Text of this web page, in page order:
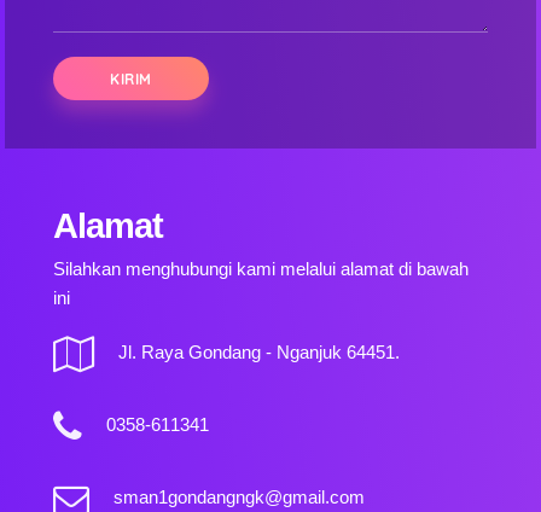
Alamat
Silahkan menghubungi kami melalui alamat di bawah
ini
Jl. Raya Gondang - Nganjuk 64451.
0358-611341
sman1gondangngk@gmail.com